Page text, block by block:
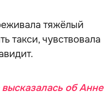
тяжёлый
такси, чувствовала
об Анне